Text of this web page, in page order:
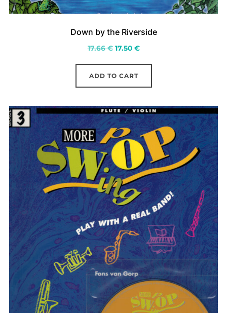
Down by the Riverside
17.66€ Original
was:
17.50 €Current
ADD TO CART